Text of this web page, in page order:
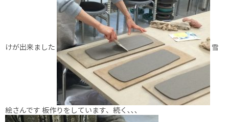
けが出来ました 雪
絵さんです 板作りをしています、続く､､､